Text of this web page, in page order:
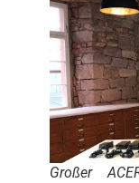
Großer